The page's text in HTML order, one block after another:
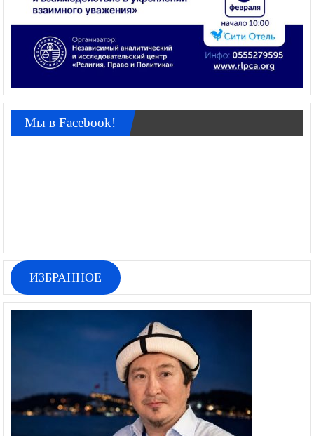
Мы в Facebook!
ИЗБРАННОЕ